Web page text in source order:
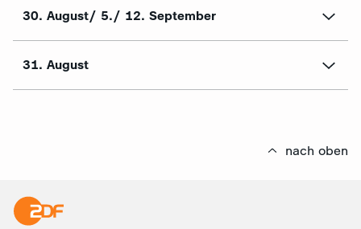
30. August/ 5./ 12. September
31. August
nach oben